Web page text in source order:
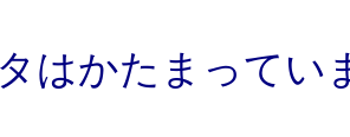
はかたまってい